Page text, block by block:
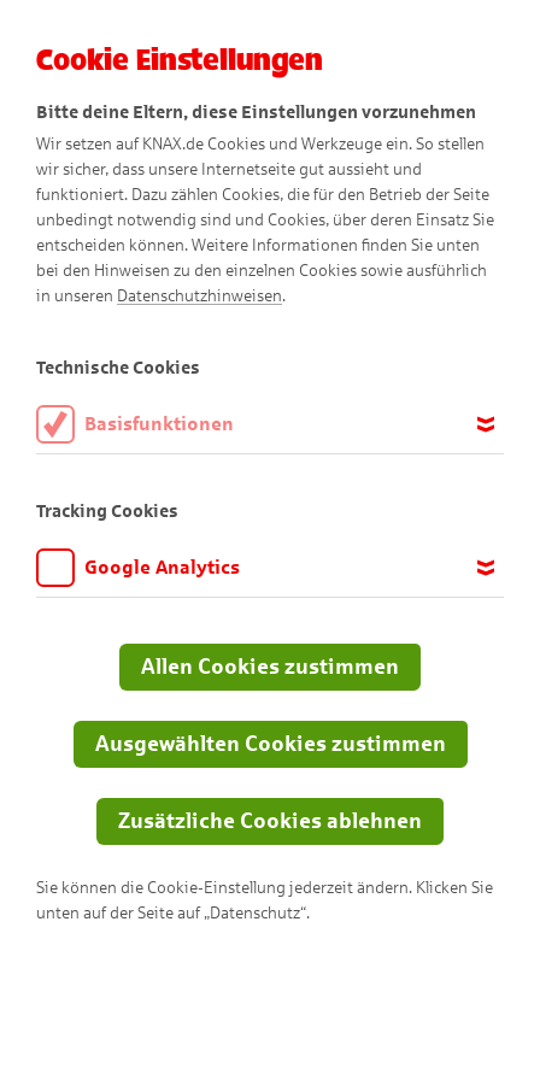
Freizeittipps
Erlebe viele tolle Dinge in der
Cookie Einstellungen
Bitte deine Eltern, diese Einstellungen vorzunehmen
Wir setzen auf KNAX.de Cookies und Werkzeuge ein. So stellen
wir sicher, dass unsere Internetseite gut aussieht und
funktioniert. Dazu zählen Cookies, die für den Betrieb der Seite
unbedingt notwendig sind und Cookies, über deren Einsatz Sie
entscheiden können. Weitere Informationen finden Sie unten
bei den Hinweisen zu den einzelnen Cookies sowie ausführlich
in unseren Datenschutzhinweisen.
Technische Cookies
Basisfunktionen
aktiviert sein.
Tracking Cookies
Google Analytics
anpassen und verbessern können. Aus diesem Grund nutzen wir
Google Analytics. Dieses Werkzeug erfasst die Seitenaufrufe zu
Übertragung anonymisiert.
Allen Cookies zustimmen
Ausgewählten Cookies zustimmen
Zusätzliche Cookies ablehnen
Sie können die Cookie-Einstellung jederzeit ändern. Klicken Sie
unten auf der Seite auf „Datenschutz“.